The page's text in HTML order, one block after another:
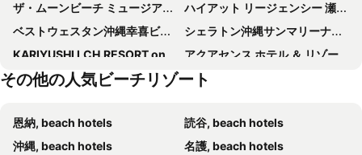
ザ・ムーンビーチ ミュージアムリゾート（旧ホテル ムーンビーチ）
ハイアット リージェンシー 瀬良垣アイランド 沖縄
ベストウェスタン沖縄幸喜ビーチ
シェラトン沖縄サンマリーナリゾート
KARIYUSHI LCH.RESORT on The Beach
アクアセンス ホテル ＆ リゾート
沖縄かりゆしリゾート EXES 恩納
オン ザ ビーチ ルー
白浜ホテル
オーシャンリゾート PMC
ジ・アッタテラス クラブタワーズ
かねひで喜瀬ビーチパレス
その他の人気ビーチリゾート
恩納, beach hotels
読谷, beach hotels
沖縄, beach hotels
名護, beach hotels